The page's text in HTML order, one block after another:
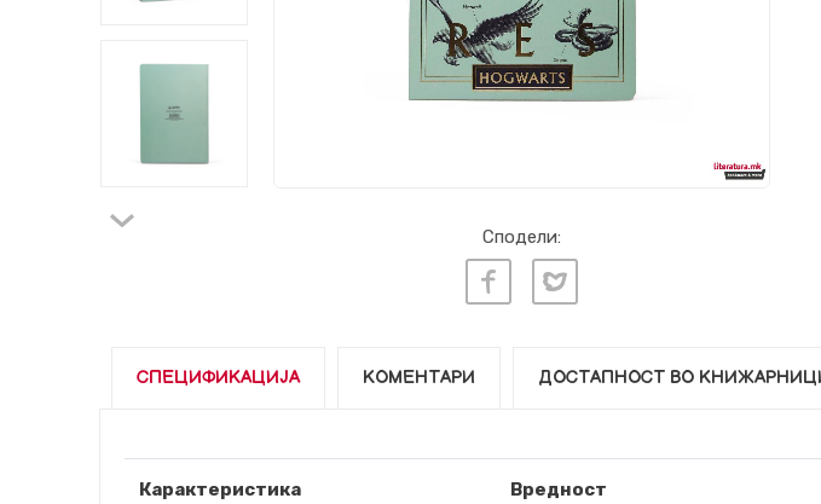
Сподели:
СПЕЦИФИКАЦИЈА КОМЕНТАРИ ДОСТАПНОСТ ВО
Карактеристика Вредност